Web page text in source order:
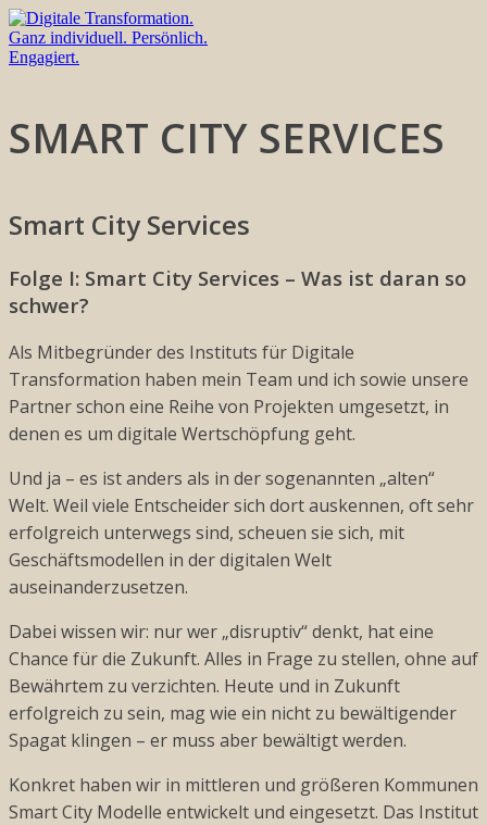
SMART CITY SERVICES
Smart City Services
Folge I: Smart City Services – Was ist daran so
schwer?
Als Mitbegründer des Instituts für Digitale
Transformation haben mein Team und ich sowie unsere
Partner schon eine Reihe von Projekten umgesetzt, in
denen es um digitale Wertschöpfung geht.
Und ja – es ist anders als in der sogenannten „alten“
Welt. Weil viele Entscheider sich dort auskennen, oft sehr
erfolgreich unterwegs sind, scheuen sie sich, mit
Geschäftsmodellen in der digitalen Welt
auseinanderzusetzen.
Dabei wissen wir: nur wer „disruptiv“ denkt, hat eine
Chance für die Zukunft. Alles in Frage zu stellen, ohne auf
Bewährtem zu verzichten. Heute und in Zukunft
erfolgreich zu sein, mag wie ein nicht zu bewältigender
Spagat klingen – er muss aber bewältigt werden.
Konkret haben wir in mittleren und größeren Kommunen
Smart City Modelle entwickelt und eingesetzt. Das Institut